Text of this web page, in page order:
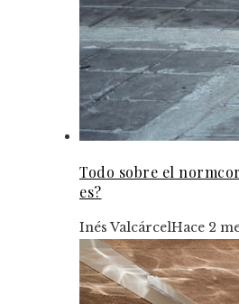
Todo sobre el
es?
Inés ValcárcelHace 2